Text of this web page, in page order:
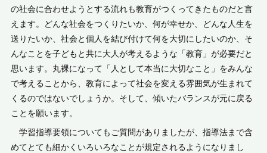
の社会に合わせようとする流れも教育がつくってきたものだと言
えます。どんな社会をつくりたいか、何が幸せか、どんな人生を
送りたいか、社会と個人を結び付けて何を大切にしたいのか、そ
んなことを子どもと共に大人が考えるような「教育」が必要だと
思います。丸裸になって「人として本当に大切なこと」をみんな
で考えることから、教育によって社会を変える雰囲気が生まれて
くるのではないでしょうか。そして、傾いたバランスが元に戻る
ことを願います。
学習指導要領についてもご質問がありましたが、指導法まで含
めてとても細かくいろいろなことが規定されるようになりまし